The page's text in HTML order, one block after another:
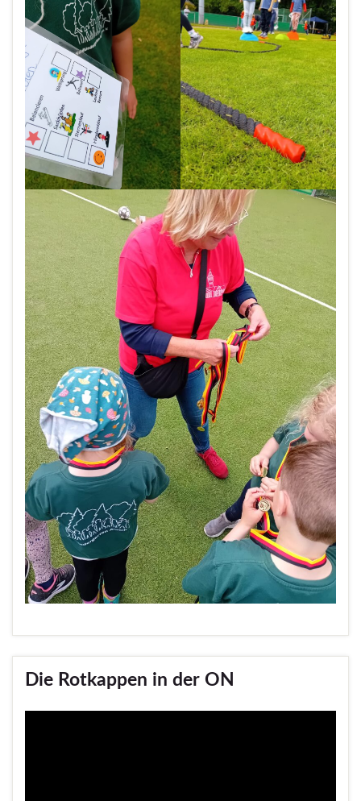
Die Rotkappen in der ON